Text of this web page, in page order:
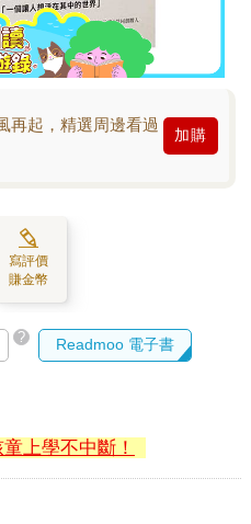
再起，精選周邊看過
加購
寫評價
賺金幣
? Readmoo 電子書
上學不中斷！